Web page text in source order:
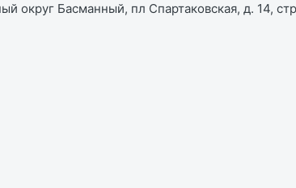
округ Басманный, пл Спартаковская, д. 14,